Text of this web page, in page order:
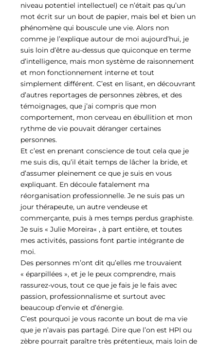
niveau potentiel intellectuel) ce n’était pas qu’un
mot écrit sur un bout de papier, mais bel et bien un
phénomène qui bouscule une vie. Alors non
comme je l’explique autour de moi aujourd’hui, je
suis loin d’être au-dessus que quiconque en terme
d’intelligence, mais mon système de raisonnement
et mon fonctionnement interne et tout
simplement différent. C’est en lisant, en découvrant
d’autres reportages de personnes zèbres, et des
témoignages, que j’ai compris que mon
comportement, mon cerveau en ébullition et mon
rythme de vie pouvait déranger certaines
personnes.
Et c’est en prenant conscience de tout cela que je
me suis dis, qu’il était temps de lâcher la bride, et
d’assumer pleinement ce que je suis en vous
expliquant. En découle fatalement ma
réorganisation professionnelle. Je ne suis pas un
jour thérapeute, un autre vendeuse et
commerçante, puis à mes temps perdus graphiste.
Je suis « Julie Moreira« , à part entière, et toutes
mes activités, passions font partie intégrante de
moi.
Des personnes m’ont dit qu’elles me trouvaient
« éparpillées », et je le peux comprendre, mais
rassurez-vous, tout ce que je fais je le fais avec
passion, professionnalisme et surtout avec
beaucoup d’envie et d’énergie.
C’est pourquoi je vous raconte un bout de ma vie
que je n’avais pas partagé. Dire que l’on est HPI ou
zèbre pourrait paraître très prétentieux, mais loin de